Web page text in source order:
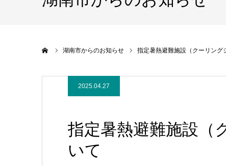
湖南市からのお知らせ 指定暑熱避難施設（クーリング
2025.04.27
指定暑熱避難施設（
いて